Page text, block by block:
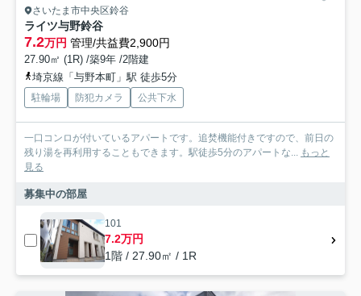
さいたま市中央区鈴谷
ライツ与野鈴谷
7.2万円 管理/共益費2,900円
27.90㎡ (1R) /築9年 /2階建
埼京線「与野本町」駅 徒歩5分
駐輪場 防犯カメラ 公共下水
一口コンロが付いているアパートです。追焚機能付きですので、前日の
残り湯を再利用することもできます。駅徒歩5分のアパートな... もっと
見る
募集中の部屋
101
7.2万円
1階 / 27.90㎡ / 1R